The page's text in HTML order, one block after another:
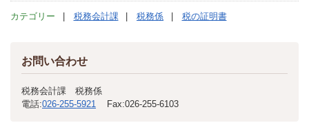
カテゴリー 税務会計課 税務係 税の証明書
お問い合わせ
税務会計課 税務係
電話:026-255-5921 Fax:026-255-6103